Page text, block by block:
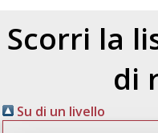
Scorri la
di
Su di un livello